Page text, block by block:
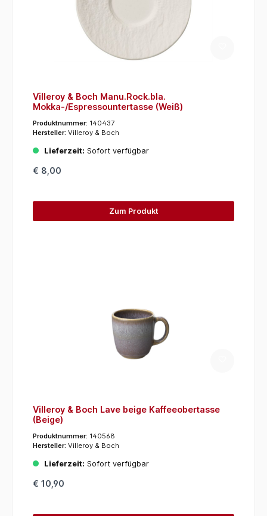
Villeroy & Boch Manu.Rock.bla.
Mokka-/Espressountertasse (Weiß)
Produktnummer: 140437
Hersteller: Villeroy & Boch
Lieferzeit: Sofort verfügbar
€ 8,00
Zum Produkt
Villeroy & Boch Lave beige Kaffeeobertasse
(Beige)
Produktnummer: 140568
Hersteller: Villeroy & Boch
Lieferzeit: Sofort verfügbar
€ 10,90